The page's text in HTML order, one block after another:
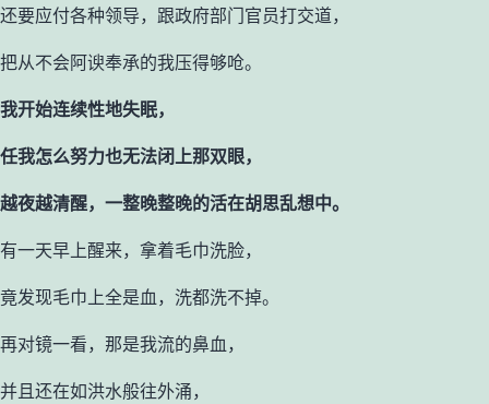
还要应付各种领导，跟政府部门官员打交道，
把从不会阿谀奉承的我压得够呛。
我开始连续性地失眠，
任我怎么努力也无法闭上那双眼，
越夜越清醒，一整晚整晚的活在胡思乱想中。
有一天早上醒来，拿着毛巾洗脸，
竟发现毛巾上全是血，洗都洗不掉。
再对镜一看，那是我流的鼻血，
并且还在如洪水般往外涌，